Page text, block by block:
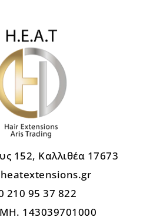
152, Καλλιθέα 17673
210 95 37 822
143039701000